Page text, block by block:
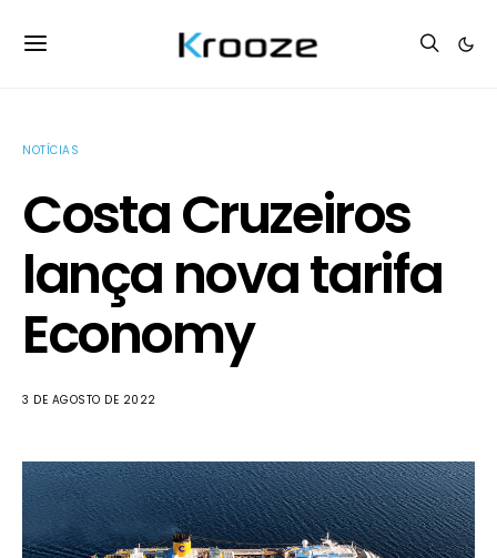
NOTÍCIAS
Costa Cruzeiros
lança nova tarifa
Economy
3 DE AGOSTO DE 2022